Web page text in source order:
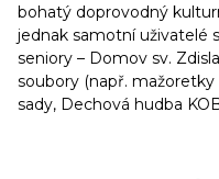
bohatý doprovodný
jednak samotní uživatelé
seniory – Domov sv.
soubory (např.
sady, Dechová hudba